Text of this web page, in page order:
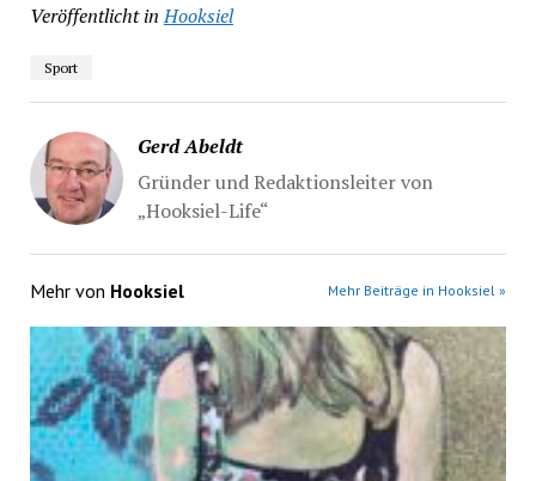
Veröffentlicht in Hooksiel
Sport
Gerd Abeldt
Gründer und Redaktionsleiter von
„Hooksiel-Life“
Mehr von Hooksiel Mehr Beiträge in Hooksiel »